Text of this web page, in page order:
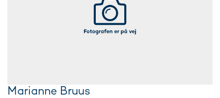
Marianne Bruus